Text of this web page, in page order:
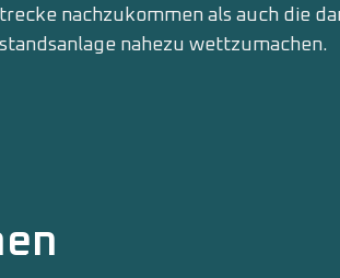
nachzukommen als auch die
nahezu wettzumachen.